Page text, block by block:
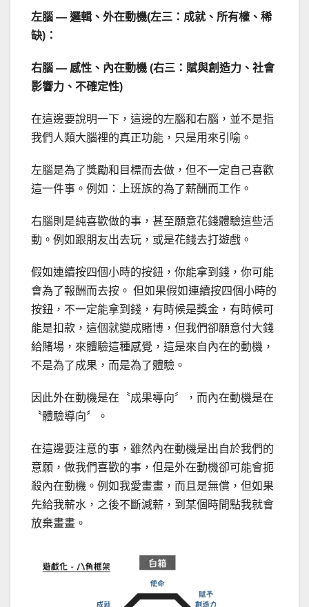
左腦 — 邏輯、外在動機(左三：成就、所有權、稀
缺)：
右腦 — 感性、內在動機 (右三：賦與創造力、社會
影響力、不確定性)
在這邊要說明一下，這邊的左腦和右腦，並不是指
我們人類大腦裡的真正功能，只是用來引喻。
左腦是為了獎勵和目標而去做，但不一定自己喜歡
這一件事。例如：上班族的為了薪酬而工作。
右腦則是純喜歡做的事，甚至願意花錢體驗這些活
動。例如跟朋友出去玩，或是花錢去打遊戲。
假如連續按四個小時的按鈕，你能拿到錢，你可能
會為了報酬而去按。 但如果假如連續按四個小時的
按鈕，不一定能拿到錢，有時候是獎金，有時候可
能是扣款，這個就變成賭博，但我們卻願意付大錢
給賭場，來體驗這種感覺，這是來自內在的動機，
不是為了成果，而是為了體驗。
因此外在動機是在〝成果導向〞，而內在動機是在
〝體驗導向〞。
在這邊要注意的事，雖然內在動機是出自於我們的
意願，做我們喜歡的事，但是外在動機卻可能會扼
殺內在動機。例如我愛畫畫，而且是無償，但如果
先給我薪水，之後不斷減薪，到某個時間點我就會
放棄畫畫。